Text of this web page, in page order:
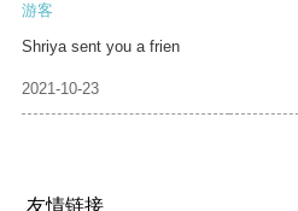
游客
Shriya sent you a frien
2021-10-23
友情链接